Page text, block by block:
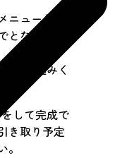
ューとな
なってお
申し込みく
して完成で
き取り予定